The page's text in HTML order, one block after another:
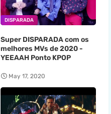
DISPARADA
Super DISPARADA com os
melhores MVs de 2020 -
YEEAAH Ponto KPOP
May 17, 2020